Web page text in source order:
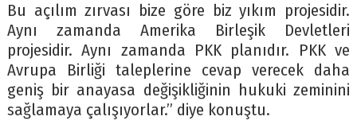
Bu açılım zırvası bize göre biz yıkım projesidir.
Aynı zamanda Amerika Birleşik Devletleri
projesidir. Aynı zamanda PKK planıdır. PKK ve
Avrupa Birliği taleplerine cevap verecek daha
geniş bir anayasa değişikliğinin hukuki zeminini
sağlamaya çalışıyorlar.” diye konuştu.